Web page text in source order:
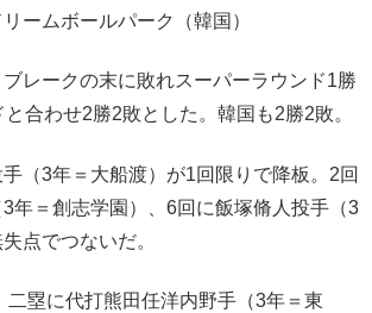
ームボールパーク（韓国）
レークの末に敗れスーパーラウンド1勝
合わせ2勝2敗とした。韓国も2勝2敗。
（3年＝大船渡）が1回限りで降板。2回
年＝創志学園）、6回に飯塚脩人投手（3
点でつないだ。
二塁に代打熊田任洋内野手（3年＝東